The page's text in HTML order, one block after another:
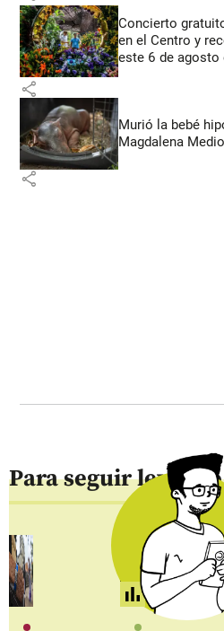
Concierto
en el Centro y
este 6 de agosto
share
Murió la bebé
Magdalena Medio
share
Para seguir leyendo